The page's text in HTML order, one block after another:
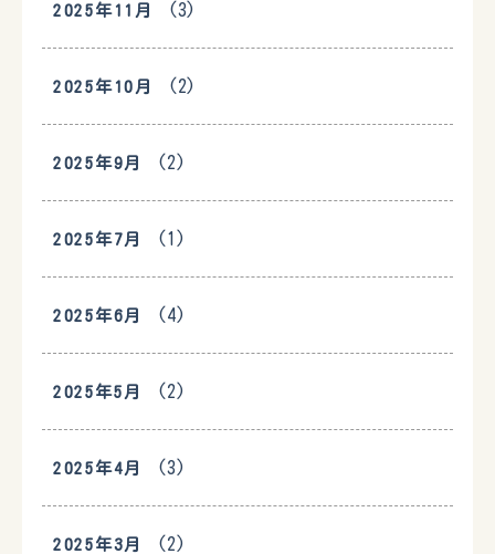
2025年11月 (3)
2025年10月 (2)
2025年9月 (2)
2025年7月 (1)
2025年6月 (4)
2025年5月 (2)
2025年4月 (3)
2025年3月 (2)